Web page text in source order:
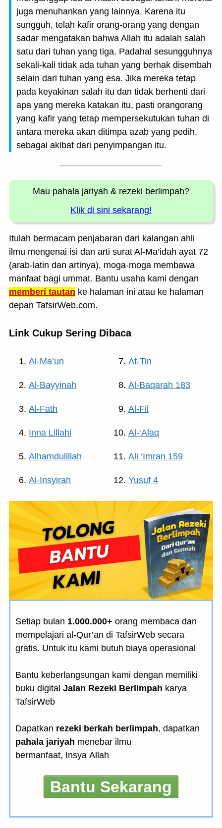
juga menuhankan yang lainnya. Karena itu
sungguh, telah kafir orang-orang yang dengan
sadar mengatakan bahwa Allah itu adalah salah
satu dari tuhan yang tiga. Padahal sesungguhnya
sekali-kali tidak ada tuhan yang berhak disembah
selain dari tuhan yang esa. Jika mereka tetap
pada keyakinan salah itu dan tidak berhenti dari
apa yang mereka katakan itu, pasti orangorang
yang kafir yang tetap mempersekutukan tuhan di
antara mereka akan ditimpa azab yang pedih,
sebagai akibat dari penyimpangan itu.
Mau pahala jariyah & rezeki berlimpah?
Klik di sini sekarang!
Itulah bermacam penjabaran dari kalangan ahli
ilmu mengenai isi dan arti surat Al-Ma’idah ayat 72
(arab-latin dan artinya), moga-moga membawa
manfaat bagi ummat. Bantu usaha kami dengan
memberi tautan ke halaman ini atau ke halaman
depan TafsirWeb.com.
Link Cukup Sering Dibaca
Al-Ma’un
Al-Bayyinah
Al-Fath
Inna Lillahi
Alhamdulillah
Al-Insyirah
At-Tin
Al-Baqarah 183
Al-Fil
Al-‘Alaq
Ali ‘Imran 159
Yusuf 4
Setiap bulan 1.000.000+ orang membaca dan
mempelajari al-Qur’an di TafsirWeb secara
gratis. Untuk itu kami butuh biaya operasional
Bantu keberlangsungan kami dengan memiliki
buku digital Jalan Rezeki Berlimpah karya
TafsirWeb
Dapatkan rezeki berkah berlimpah, dapatkan
pahala jariyah menebar ilmu
bermanfaat, Insya Allah
Bantu Sekarang